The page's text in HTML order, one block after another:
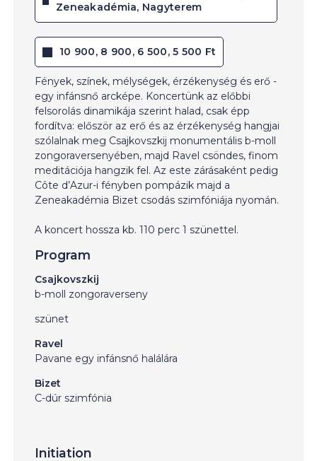
Zeneakadémia, Nagyterem
10 900, 8 900, 6 500, 5 500 Ft
Fények, színek, mélységek, érzékenység és erő -
egy infánsnő arcképe. Koncertünk az előbbi
felsorolás dinamikája szerint halad, csak épp
fordítva: először az erő és az érzékenység hangjai
szólalnak meg Csajkovszkij monumentális b-moll
zongoraversenyében, majd Ravel csöndes, finom
meditációja hangzik fel. Az este zárásaként pedig
Côte d’Azur-i fényben pompázik majd a
Zeneakadémia Bizet csodás szimfóniája nyomán.
A koncert hossza kb. 110 perc 1 szünettel.
Program
Csajkovszkij
b-moll zongoraverseny
szünet
Ravel
Pavane egy infánsnő halálára
Bizet
C-dúr szimfónia
Initiation